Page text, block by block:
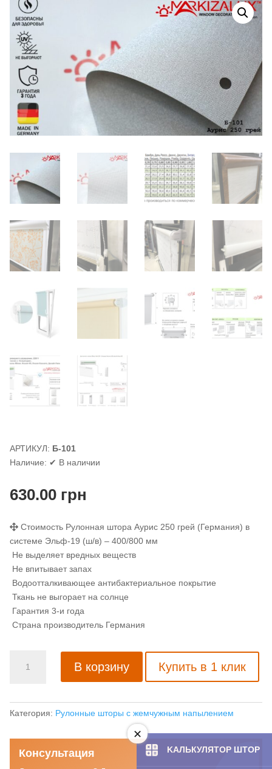
АРТИКУЛ: Б-101
Наличие: ✔ В наличии
630.00грн
Стоимость Рулонная штора Аурис 250 грей (Германия) в
системе Эльф-19 (ш/в) – 400/800 мм
Не выделяет вредных веществ
Не впитывает запах
Водоотталкивающее антибактериальное покрытие
Ткань не выгорает на солнце
Гарантия 3-и года
Страна производитель Германия
товара
Аурис
грей
(Германия)
В корзину Купить в 1 клик
Категория: Рулонные шторы с жемчужным напылением
Консультация KAЛЬКУЛЯТOP ШТОР